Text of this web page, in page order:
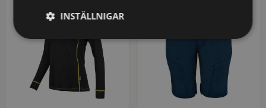
INSTÄLLNIGAR